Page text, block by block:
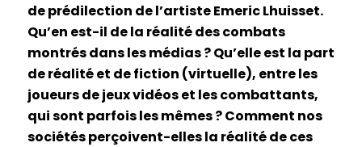
de prédilection de l’artiste Emeric Lhuisset.
Qu’en est-il de la réalité des combats
montrés dans les médias ? Qu’elle est la part
de réalité et de fiction (virtuelle), entre les
joueurs de jeux vidéos et les combattants,
qui sont parfois les mêmes ? Comment nos
sociétés perçoivent-elles la réalité de ces